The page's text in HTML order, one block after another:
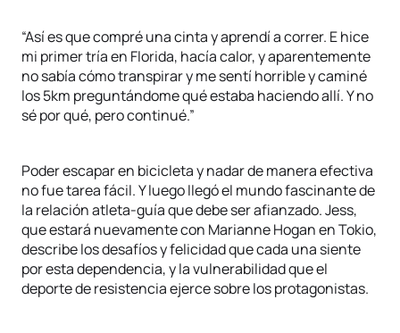
“Así es que compré una cinta y aprendí a correr. E hice
mi primer tría en Florida, hacía calor, y aparentemente
no sabía cómo transpirar y me sentí horrible y caminé
los 5km preguntándome qué estaba haciendo allí. Y no
sé por qué, pero continué.”
Poder escapar en bicicleta y nadar de manera efectiva
no fue tarea fácil. Y luego llegó el mundo fascinante de
la relación atleta-guía que debe ser afianzado. Jess,
que estará nuevamente con Marianne Hogan en Tokio,
describe los desafíos y felicidad que cada una siente
por esta dependencia, y la vulnerabilidad que el
deporte de resistencia ejerce sobre los protagonistas.